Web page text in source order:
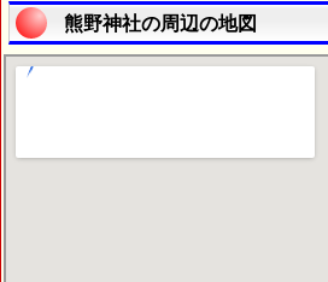
熊野神社の周辺の地図